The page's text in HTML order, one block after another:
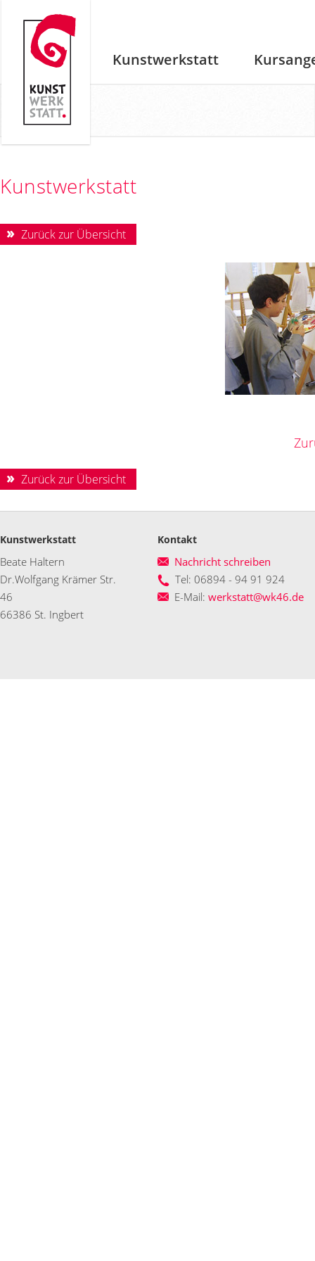
Kunstwerkstatt
Kunstwerkstatt
Zurück zur Übersicht
Zurück zur Übersicht
Kunstwerkstatt
Beate Haltern
Dr.Wolfgang Krämer Str.
46
66386 St. Ingbert
Kontakt
Nachricht schreiben
Tel: 06894 - 94 91 924
E-Mail: werkstatt@wk46.de